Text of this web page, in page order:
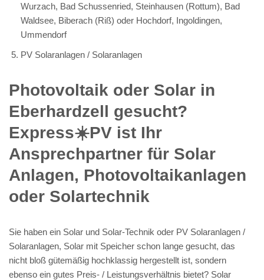
Wurzach, Bad Schussenried, Steinhausen (Rottum), Bad
Waldsee, Biberach (Riß) oder Hochdorf, Ingoldingen,
Ummendorf
PV Solaranlagen / Solaranlagen
Photovoltaik oder Solar in
Eberhardzell gesucht?
Express☀️PV️ ist Ihr
Ansprechpartner für Solar
Anlagen, Photovoltaikanlagen
oder Solartechnik
Sie haben ein Solar und Solar-Technik oder PV Solaranlagen /
Solaranlagen, Solar mit Speicher schon lange gesucht, das
nicht bloß gütemäßig hochklassig hergestellt ist, sondern
ebenso ein gutes Preis- / Leistungsverhältnis bietet? Solar